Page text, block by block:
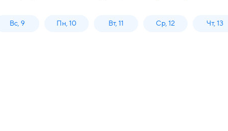
Вс, 9 Пн, 10 Вт, 11 Ср, 12 Чт, 13